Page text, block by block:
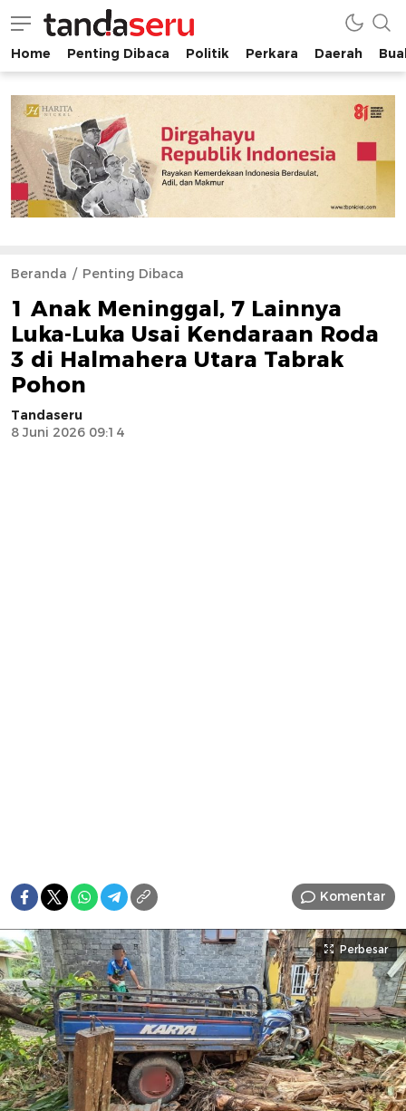
tandaseru.com | Penting Dibaca
tandaseru.com
Home Penting Dibaca Politik Perkara Daerah
Beranda Penting Dibaca
1 Anak Meninggal, 7 Lainnya
Luka-Luka Usai Kendaraan Roda
3 di Halmahera Utara Tabrak
Pohon
Tandaseru
8 Juni 2026 09:14
Komentar
Perbesar